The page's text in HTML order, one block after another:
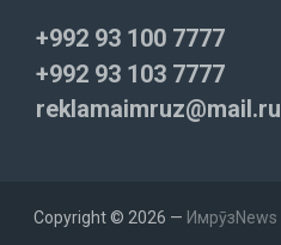
+992 93 100 7777
+992 93 103 7777
reklamaimruz@mail.ru
Copyright © 2026 — ИмрӯзNews